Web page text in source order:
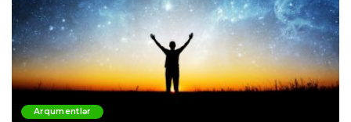
Arqumentlər